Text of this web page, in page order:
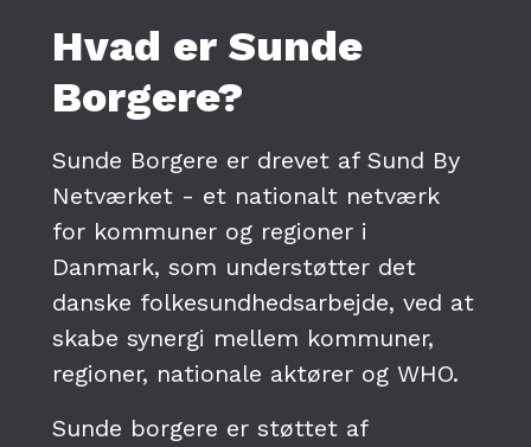
Hvad er Sunde
Borgere?
Sunde Borgere er drevet af Sund By
Netværket - et nationalt netværk
for kommuner og regioner i
Danmark, som understøtter det
danske folkesundhedsarbejde, ved at
skabe synergi mellem kommuner,
regioner, nationale aktører og WHO.
Sunde borgere er støttet af